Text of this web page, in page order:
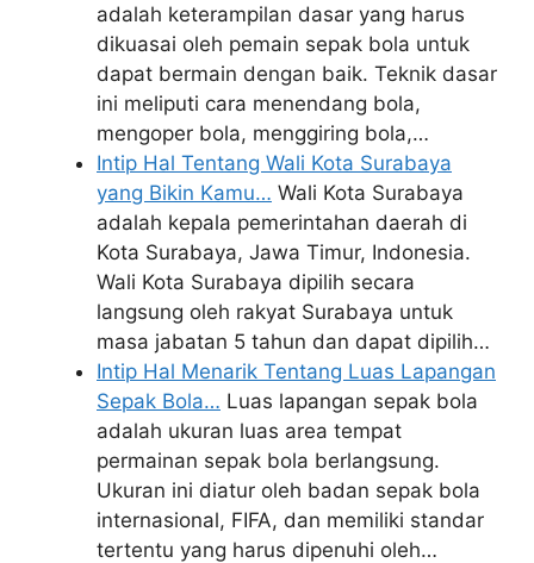
adalah keterampilan dasar yang harus
dikuasai oleh pemain sepak bola untuk
dapat bermain dengan baik. Teknik dasar
ini meliputi cara menendang bola,
mengoper bola, menggiring bola,…
Intip Hal Tentang Wali Kota Surabaya
yang Bikin Kamu… Wali Kota Surabaya
adalah kepala pemerintahan daerah di
Kota Surabaya, Jawa Timur, Indonesia.
Wali Kota Surabaya dipilih secara
langsung oleh rakyat Surabaya untuk
masa jabatan 5 tahun dan dapat dipilih…
Intip Hal Menarik Tentang Luas Lapangan
Sepak Bola… Luas lapangan sepak bola
adalah ukuran luas area tempat
permainan sepak bola berlangsung.
Ukuran ini diatur oleh badan sepak bola
internasional, FIFA, dan memiliki standar
tertentu yang harus dipenuhi oleh…